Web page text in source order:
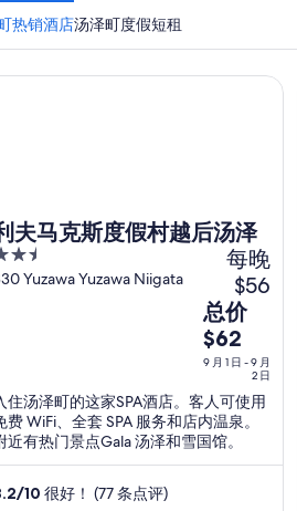
热销酒店汤泽町度假短租
夫马克斯度假村越后汤泽
Yuzawa Yuzawa Niigata
每晚
$56
9
月
1
到
9
月
总价
$62
9 月 1 日 - 9 月
2 日
住汤泽町的这家SPA酒店。客人可使用
费 WiFi、全套 SPA 服务和店内温泉。
近有热门景点Gala 汤泽和雪国馆。
/10 很好！ (77 条点评)
马克斯度假村越后汤泽